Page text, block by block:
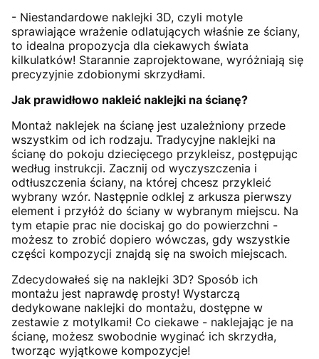
- Niestandardowe naklejki 3D, czyli motyle
sprawiające wrażenie odlatujących właśnie ze ściany,
to idealna propozycja dla ciekawych świata
kilkulatków! Starannie zaprojektowane, wyróżniają się
precyzyjnie zdobionymi skrzydłami.
Jak prawidłowo nakleić naklejki na ścianę?
Montaż naklejek na ścianę jest uzależniony przede
wszystkim od ich rodzaju. Tradycyjne naklejki na
ścianę do pokoju dziecięcego przykleisz, postępując
według instrukcji. Zacznij od wyczyszczenia i
odtłuszczenia ściany, na której chcesz przykleić
wybrany wzór. Następnie odklej z arkusza pierwszy
element i przyłóż do ściany w wybranym miejscu. Na
tym etapie prac nie dociskaj go do powierzchni -
możesz to zrobić dopiero wówczas, gdy wszystkie
części kompozycji znajdą się na swoich miejscach.
Zdecydowałeś się na naklejki 3D? Sposób ich
montażu jest naprawdę prosty! Wystarczą
dedykowane naklejki do montażu, dostępne w
zestawie z motylkami! Co ciekawe - naklejając je na
ścianę, możesz swobodnie wyginać ich skrzydła,
tworząc wyjątkowe kompozycje!